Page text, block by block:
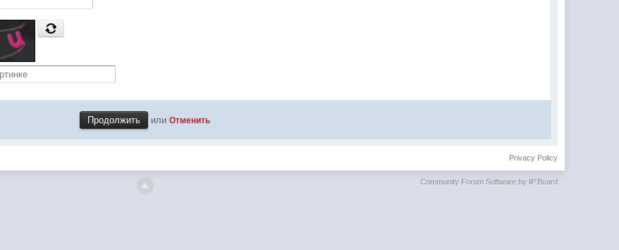
илиОтменить
Privacy Policy
Community Forum Software by IP.Board